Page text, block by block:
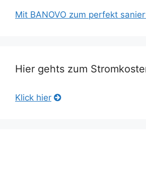
Mit BANOVO zum perfekt
Hier gehts zum
Klick hier